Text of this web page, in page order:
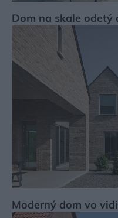
Dom na skale odetý
Moderný dom vo